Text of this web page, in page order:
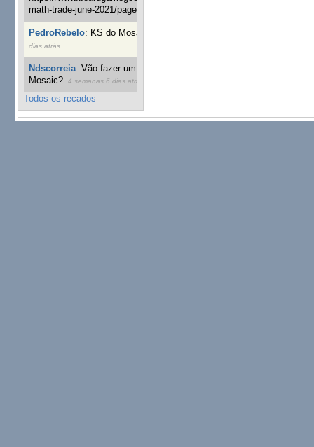
math-trade-june-2021/page/1
PedroRebelo: KS do Mosaic em 10 minutos :)
dias atrás
Ndscorreia:Vão fazer um grupo para o kickstart do
Mosaic?
4 semanas 6 dias atrás
Todos os recados